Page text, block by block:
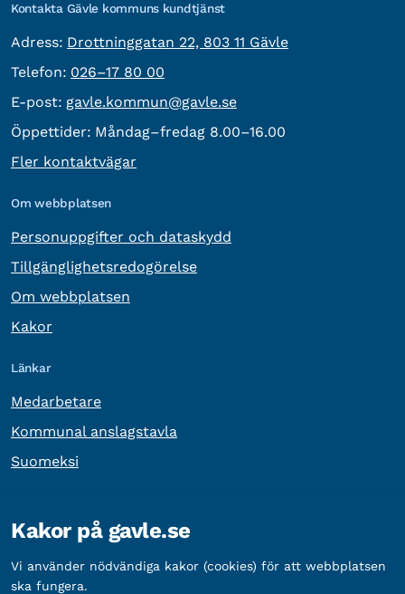
Kontakta Gävle kommuns kundtjänst
Adress: besöksadress:
Drottninggatan 22, 803 11 Gävle
Telefon: Telefon:
026–17 80 00
E-post: E-post:
gavle.kommun@gavle.se
Öppettider: Måndag–fredag 8.00–16.00
Fler kontaktvägar
Om webbplatsen
Personuppgifter och dataskydd
Tillgänglighetsredogörelse
Om webbplatsen
Kakor
Länkar
Medarbetare
Kommunal anslagstavla
Suomeksi
Organisationsnummer: 212000-2338
Bankgironummer: 5888-2333
Kakor på gavle.se
Vi använder nödvändiga kakor (cookies) för att webbplatsen
ska fungera.